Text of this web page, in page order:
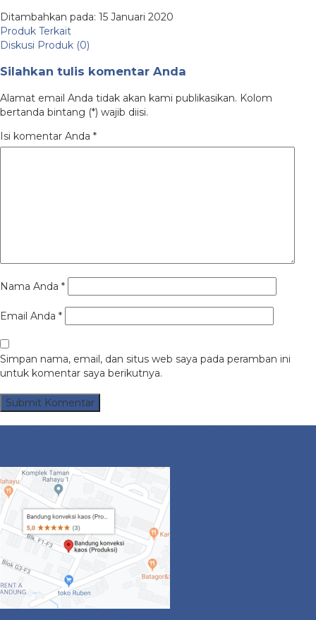
Ditambahkan pada: 15 Januari 2020
Produk Terkait
Diskusi Produk (0)
Silahkan tulis komentar Anda
Alamat email Anda tidak akan kami publikasikan. Kolom
bertanda bintang (*) wajib diisi.
Isi komentar Anda *
Nama Anda *
Email Anda *
Simpan nama, email, dan situs web saya pada peramban ini
untuk komentar saya berikutnya.